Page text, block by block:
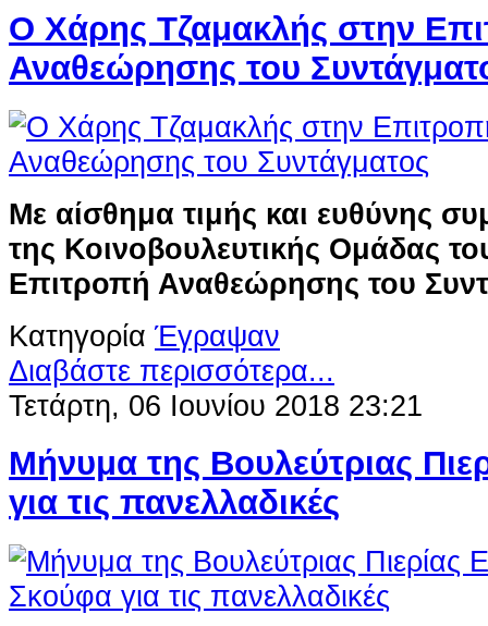
Ο Χάρης Τζαμακλής στην
Αναθεώρησης του
Με αίσθημα τιμής και ευθύνης
της Κοινοβουλευτικής Ομάδας
Επιτροπή Αναθεώρησης του
Κατηγορία Έγραψαν
Διαβάστε περισσότερα...
Τετάρτη, 06 Ιουνίου 2018 23:21
Μήνυμα της Βουλεύτριας
για τις πανελλαδικές